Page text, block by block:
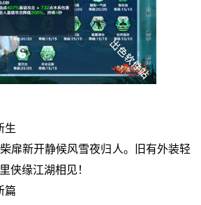
生
扉新开静候风雪夜归人。旧有外装轻
侠缘江湖相见！
篇